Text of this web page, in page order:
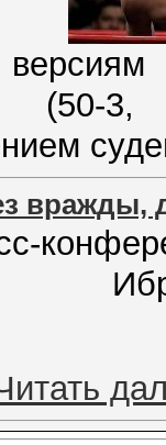
(50-
вражды,